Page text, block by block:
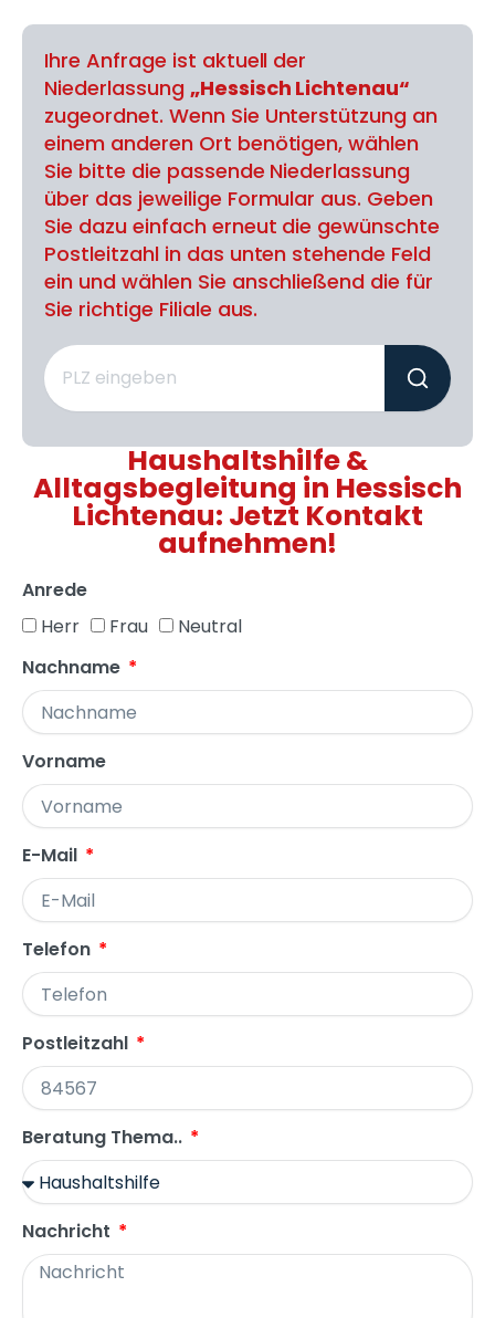
Ihre Anfrage ist aktuell der
Niederlassung „Hessisch Lichtenau“
zugeordnet. Wenn Sie Unterstützung an
einem anderen Ort benötigen, wählen
Sie bitte die passende Niederlassung
über das jeweilige Formular aus. Geben
Sie dazu einfach erneut die gewünschte
Postleitzahl in das unten stehende Feld
ein und wählen Sie anschließend die für
Sie richtige Filiale aus.
Haushaltshilfe &
Alltagsbegleitung in Hessisch
Lichtenau: Jetzt Kontakt
aufnehmen!
Anrede
Herr
Frau
Neutral
Nachname
Vorname
E-Mail
Telefon
Postleitzahl
Beratung Thema..
Nachricht